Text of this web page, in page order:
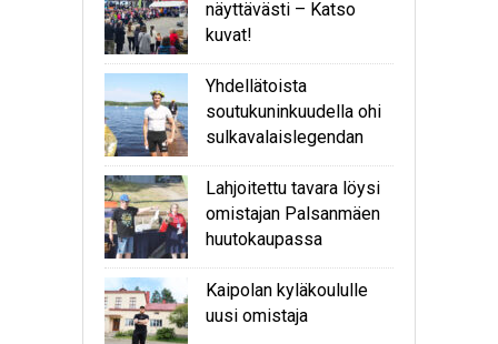
näyttävästi – Katso
kuvat!
Yhdellätoista
soutukuninkuudella ohi
sulkavalaislegendan
Lahjoitettu tavara löysi
omistajan Palsanmäen
huutokaupassa
Kaipolan kyläkoululle
uusi omistaja